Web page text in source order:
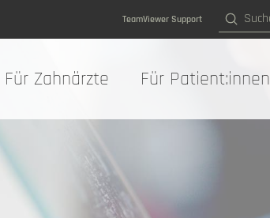
TeamViewer Support
Search
Submit
Für Zahnärzte Für Patient:innen